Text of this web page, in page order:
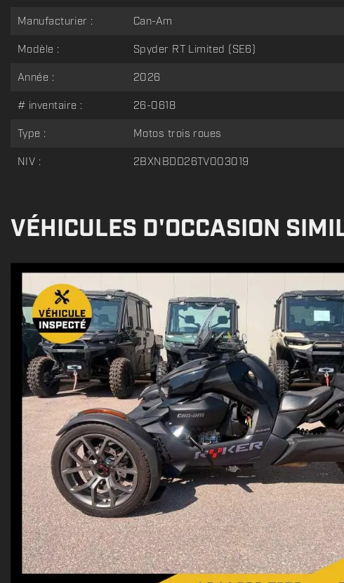
Manufacturier :
Can-Am
Modèle :
Spyder RT Limited (SE6)
Année :
2026
# inventaire :
26-0618
Type :
Motos trois roues
NIV :
2BXNBDD26TV003019
VÉHICULES D'OCCASION